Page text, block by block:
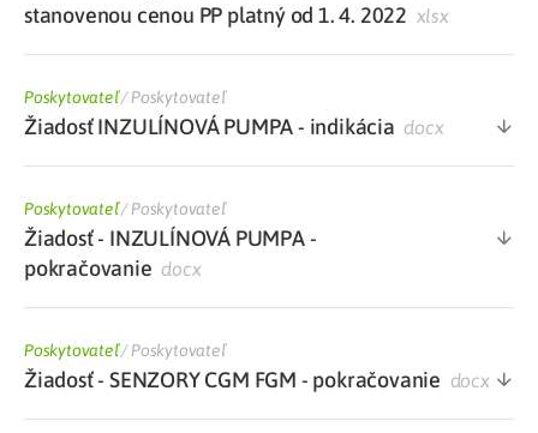
stanovenou cenou PP platný od 1. 4. 2022 xlsx
Poskytovateľ/Poskytovateľ
Žiadosť INZULÍNOVÁ PUMPA - indikácia docx
Poskytovateľ/Poskytovateľ
Žiadosť - INZULÍNOVÁ PUMPA -
pokračovanie docx
Poskytovateľ/Poskytovateľ
Žiadosť - SENZORY CGM FGM - pokračovanie docx